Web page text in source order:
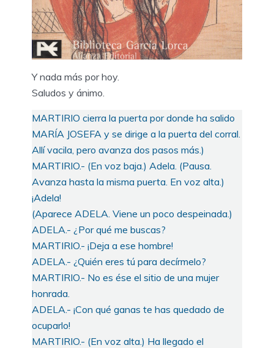
Y nada más por hoy.
Saludos y ánimo.
MARTIRIO cierra la puerta por donde ha salido
MARÍA JOSEFA y se dirige a la puerta del corral.
Allí vacila, pero avanza dos pasos más.)
MARTIRIO.- (En voz baja.) Adela. (Pausa.
Avanza hasta la misma puerta. En voz alta.)
¡Adela!
(Aparece ADELA. Viene un poco despeinada.)
ADELA.- ¿Por qué me buscas?
MARTIRIO.- ¡Deja a ese hombre!
ADELA.- ¿Quién eres tú para decírmelo?
MARTIRIO.- No es ése el sitio de una mujer
honrada.
ADELA.- ¡Con qué ganas te has quedado de
ocuparlo!
MARTIRIO.- (En voz alta.) Ha llegado el